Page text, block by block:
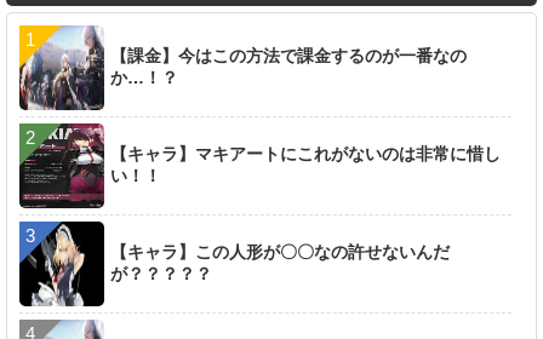
【課金】今はこの方法で課金するのが一番なの
か…！？
【キャラ】マキアートにこれがないのは非常に惜し
い！！
【キャラ】この人形が〇〇なの許せないんだ
が？？？？？